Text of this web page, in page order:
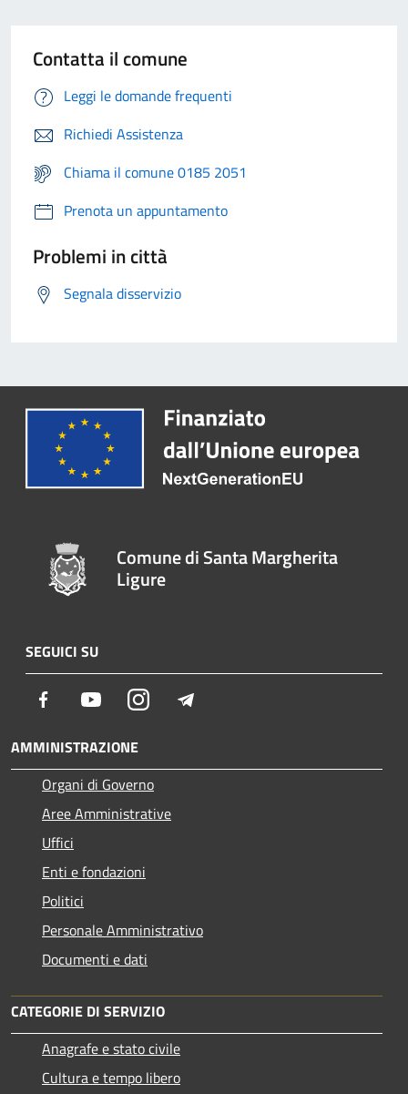
Contatta il comune
Leggi le domande frequenti
Richiedi Assistenza
Chiama il comune 0185 2051
Prenota un appuntamento
Problemi in città
Segnala disservizio
Comune di Santa Margherita
Ligure
SEGUICI SU
Facebook YoutubeInstagram
AMMINISTRAZIONE
Organi di Governo
Aree Amministrative
Uffici
Enti e fondazioni
Politici
Personale Amministrativo
Documenti e dati
CATEGORIE DI SERVIZIO
Anagrafe e stato civile
Cultura e tempo libero